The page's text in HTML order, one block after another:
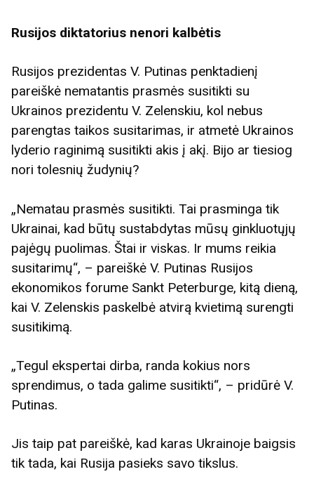
Rusijos diktatorius nenori kalbėtis
Rusijos prezidentas V. Putinas penktadienį
pareiškė nematantis prasmės susitikti su
Ukrainos prezidentu V. Zelenskiu, kol nebus
parengtas taikos susitarimas, ir atmetė Ukrainos
lyderio raginimą susitikti akis į akį. Bijo ar tiesiog
nori tolesnių žudynių?
„Nematau prasmės susitikti. Tai prasminga tik
Ukrainai, kad būtų sustabdytas mūsų ginkluotųjų
pajėgų puolimas. Štai ir viskas. Ir mums reikia
susitarimų“, – pareiškė V. Putinas Rusijos
ekonomikos forume Sankt Peterburge, kitą dieną,
kai V. Zelenskis paskelbė atvirą kvietimą surengti
susitikimą.
„Tegul ekspertai dirba, randa kokius nors
sprendimus, o tada galime susitikti“, – pridūrė V.
Putinas.
Jis taip pat pareiškė, kad karas Ukrainoje baigsis
tik tada, kai Rusija pasieks savo tikslus.